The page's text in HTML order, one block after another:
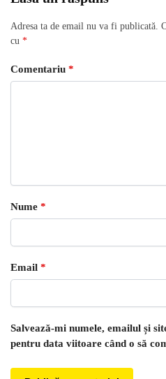
Adresa ta de email nu va fi publicată.
cu *
Comentariu *
Nume *
Email *
Salvează-mi numele, emailul și
pentru data viitoare când o să